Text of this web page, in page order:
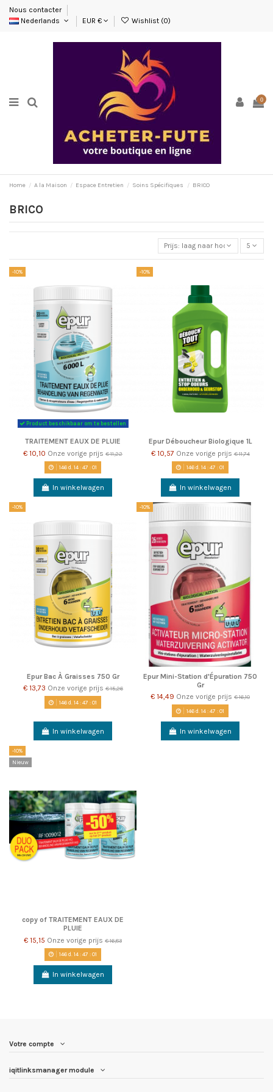
Nous contacter
Nederlands
EUR € Wishlist (0)
0
Home A la Maison Espace Entretien Soins Spécifiques BRICO
BRICO
Prijs: laag naar hoog 5
-10%
Product beschikbaar om te bestellen
TRAITEMENT EAUX DE PLUIE
€ 10,10 Onze vorige prijs € 11,22
146d. 14:47:00
In winkelwagen
-10%
Epur Déboucheur Biologique 1L
€ 10,57 Onze vorige prijs€ 11,74
146d. 14:47:00
In winkelwagen
-10%
Epur Bac À Graisses 750 Gr
€ 13,73 Onze vorige prijs€ 15,26
146d. 14:47:00
In winkelwagen
-10%
Epur Mini-Station d'Épuration 750
Gr
€ 14,49 Onze vorige prijs € 16,10
146d. 14:47:00
In winkelwagen
-10%
Nieuw
copy of TRAITEMENT EAUX DE
PLUIE
€ 15,15 Onze vorige prijs € 16,83
146d. 14:47:00
In winkelwagen
Votre compte
iqitlinksmanager module